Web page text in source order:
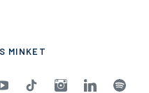
MINKET